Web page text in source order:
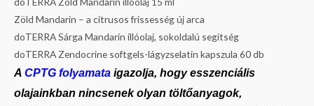
Zöld Mandarin – a citrusos frissesség új arca
doTERRA Sárga Mandarin illóolaj, sokoldalú segítség
doTERRA Zendocrine softgels-lágyzselatin kapszula 60 db
A CPTG folyamata igazolja, hogy esszenciális
olajainkban nincsenek olyan töltőanyagok,